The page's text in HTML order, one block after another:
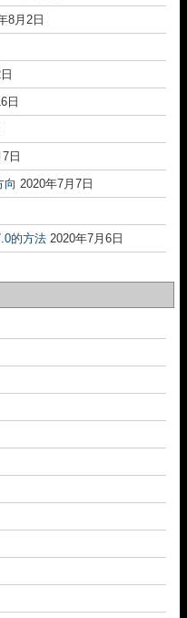
8月2日
日
日
向 2020年7月7日
的方法 2020年7月6日